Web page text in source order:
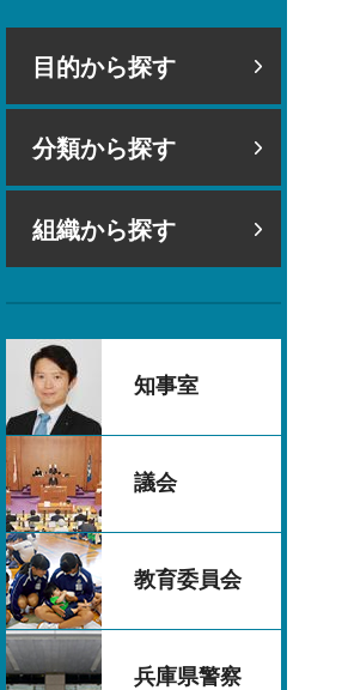
目的から探す
分類から探す
組織から探す
知事室
議会
教育委員会
兵庫県警察